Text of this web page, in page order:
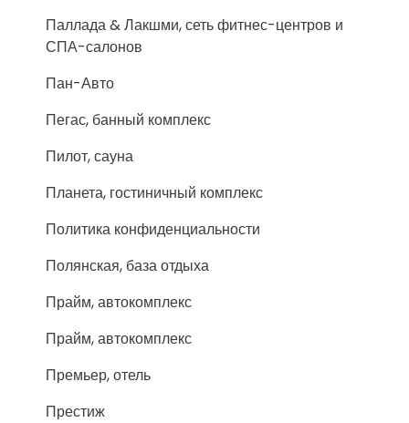
Паллада & Лакшми, сеть фитнес-центров и
СПА-салонов
Пан-Авто
Пегас, банный комплекс
Пилот, сауна
Планета, гостиничный комплекс
Политика конфиденциальности
Полянская, база отдыха
Прайм, автокомплекс
Прайм, автокомплекс
Премьер, отель
Престиж